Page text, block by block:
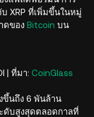
XRP ที่เพิ่มขึ้นในหมู่
ดของ Bitcoin บน
| ที่มา: CoinGlass
ขึ้นถึง 6 พันล้าน
ดับสูงสุดตลอดกาลที่